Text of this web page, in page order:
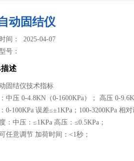
动固结仪
间： 2025-04-07
号：
述
固结仪技术指标
中压 0-4.8KN（0-1600KPa）； 高压 0-
0-100KPa 误差≤±1KPa；100-3200KPa 相对
：中压：≤1KPa 高压：≤0.5KPa；
任意调节 加荷时间：<1秒；